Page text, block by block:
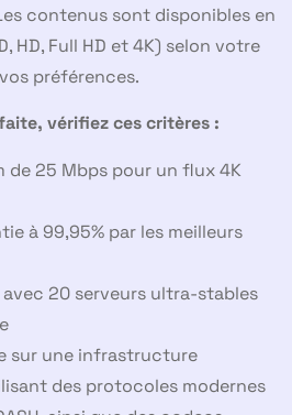
contenus sont disponibles en
HD, Full HD et 4K) selon votre
préférences.
vérifiez ces critères :
de 25 Mbps pour un flux 4K
à 99,95% par les meilleurs
20 serveurs ultra-stables
sur une infrastructure
des protocoles modernes